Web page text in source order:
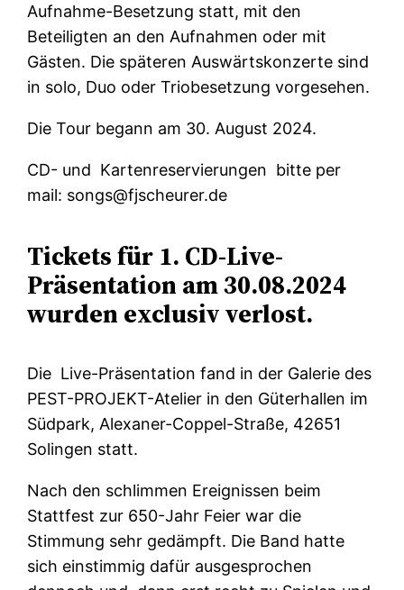
Aufnahme-Besetzung statt, mit den
Beteiligten an den Aufnahmen oder mit
Gästen. Die späteren Auswärtskonzerte sind
in solo, Duo oder Triobesetzung vorgesehen.
Die Tour begann am 30. August 2024.
CD- und Kartenreservierungen bitte per
mail: songs@fjscheurer.de
Tickets für 1. CD-Live-
Präsentation am 30.08.2024
wurden exclusiv verlost.
Die Live-Präsentation fand in der Galerie des
PEST-PROJEKT-Atelier in den Güterhallen im
Südpark, Alexaner-Coppel-Straße, 42651
Solingen statt.
Nach den schlimmen Ereignissen beim
Stattfest zur 650-Jahr Feier war die
Stimmung sehr gedämpft. Die Band hatte
sich einstimmig dafür ausgesprochen